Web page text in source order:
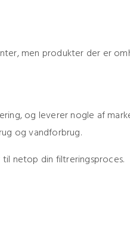
men produkter der er
og leverer nogle af
og vandforbrug.
netop din filtreringsproces.